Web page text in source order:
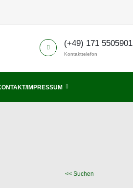
(+49) 171 5505901
Kontakttelefon
IMPRESSUM
<< Suchen